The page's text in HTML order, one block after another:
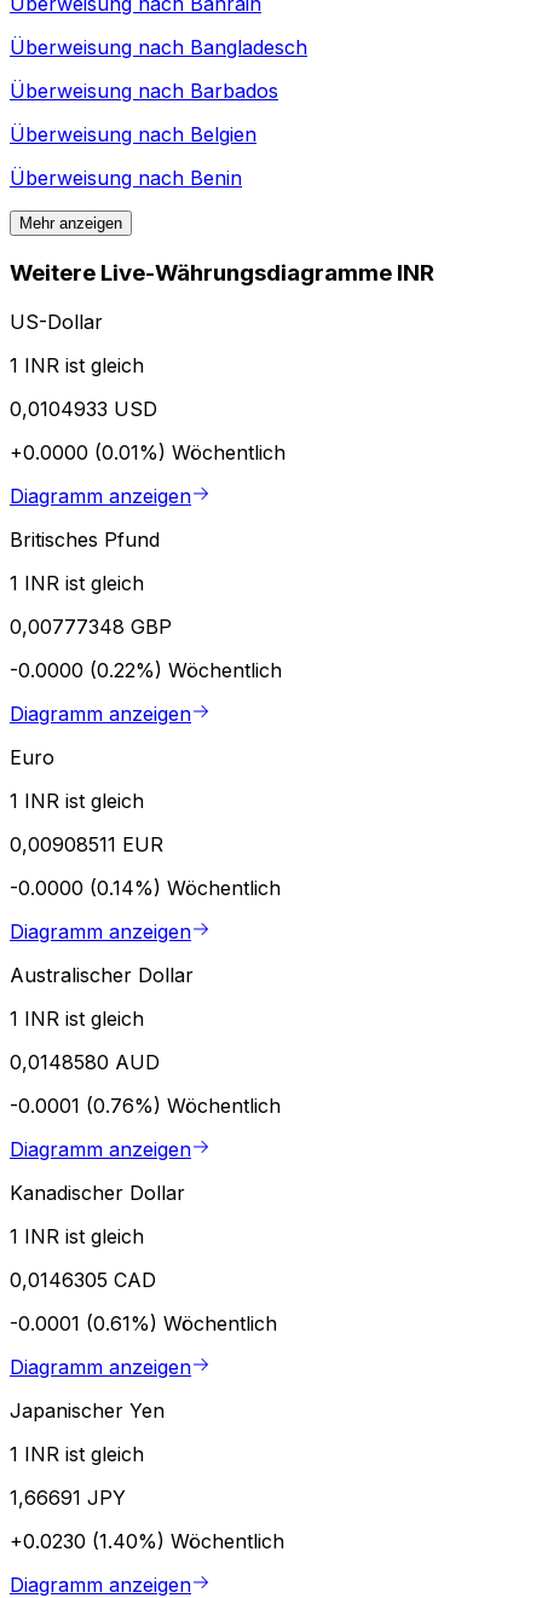
Überweisung nach Bangladesch
Überweisung nach Barbados
Überweisung nach Belgien
Überweisung nach Benin
Mehr anzeigen
Weitere Live-Währungsdiagramme INR
US-Dollar
1 INR ist gleich
0,0104933 USD
+0.0000 (0.01%) Wöchentlich
Diagramm anzeigen
Britisches Pfund
1 INR ist gleich
0,00777348 GBP
-0.0000 (0.22%) Wöchentlich
Diagramm anzeigen
Euro
1 INR ist gleich
0,00908511 EUR
-0.0000 (0.14%) Wöchentlich
Diagramm anzeigen
Australischer Dollar
1 INR ist gleich
0,0148580 AUD
-0.0001 (0.76%) Wöchentlich
Diagramm anzeigen
Kanadischer Dollar
1 INR ist gleich
0,0146305 CAD
-0.0001 (0.61%) Wöchentlich
Diagramm anzeigen
Japanischer Yen
1 INR ist gleich
1,66691 JPY
+0.0230 (1.40%) Wöchentlich
Diagramm anzeigen